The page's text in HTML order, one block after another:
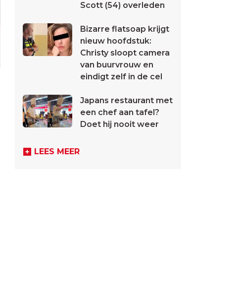
Scott (54) overleden
Bizarre flatsoap krijgt
nieuw hoofdstuk:
Christy sloopt camera
van buurvrouw en
eindigt zelf in de cel
Japans restaurant met
een chef aan tafel?
Doet hij nooit weer
LEES MEER